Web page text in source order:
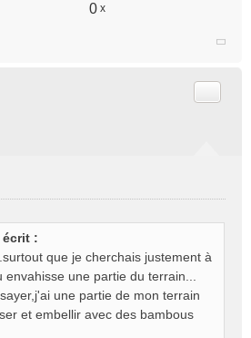
0 x
écrit :
que je cherchais justement à
une partie du terrain...
une partie de mon terrain
et embellir avec des bambous